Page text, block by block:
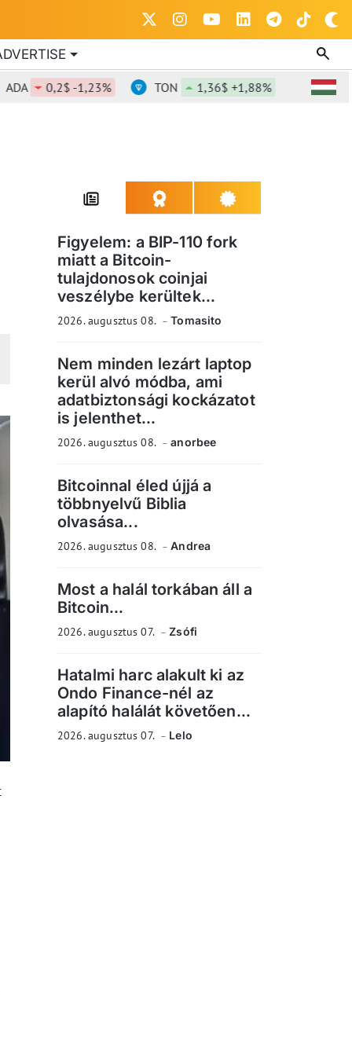
0,2$ -1,23% TON 1,36$ +1,88%
Figyelem: a BIP-110 fork
miatt a Bitcoin-
tulajdonosok coinjai
veszélybe kerültek...
2026. augusztus 08. Tomasito
Nem minden lezárt laptop
kerül alvó módba, ami
adatbiztonsági kockázatot
is jelenthet...
2026. augusztus 08. anorbee
Bitcoinnal éled újjá a
többnyelvű Biblia
olvasása...
2026. augusztus 08. Andrea
Most a halál torkában áll a
Bitcoin...
2026. augusztus 07. Zsófi
Hatalmi harc alakult ki az
Ondo Finance-nél az
alapító halálát követően...
2026. augusztus 07. Lelo